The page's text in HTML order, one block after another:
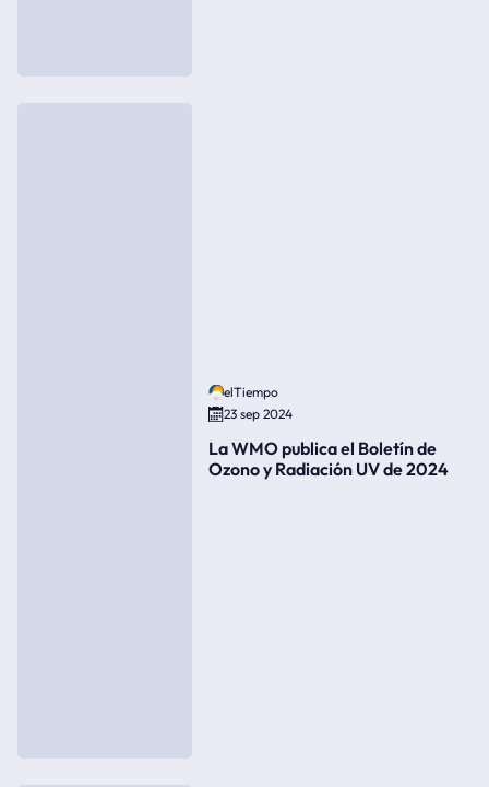
elTiempo
23 sep 2024
La WMO publica el Boletín de
Ozono y Radiación UV de 2024